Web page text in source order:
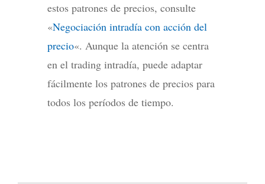
estos patrones de precios, consulte
«Negociación intradía con acción del
precio«. Aunque la atención se centra
en el trading intradía, puede adaptar
fácilmente los patrones de precios para
todos los períodos de tiempo.